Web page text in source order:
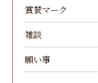
賞賛マーク
雑談
願い事